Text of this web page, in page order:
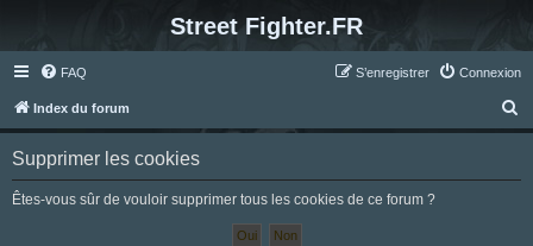
Street Fighter.FR
FAQ Connexion
S’enregistrer
Index du forum
e
Supprimer les cookies
Êtes-vous sûr de vouloir supprimer tous les cookies de ce forum ?